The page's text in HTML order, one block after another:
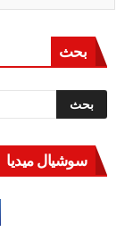
بحث
سوشيال ميديا